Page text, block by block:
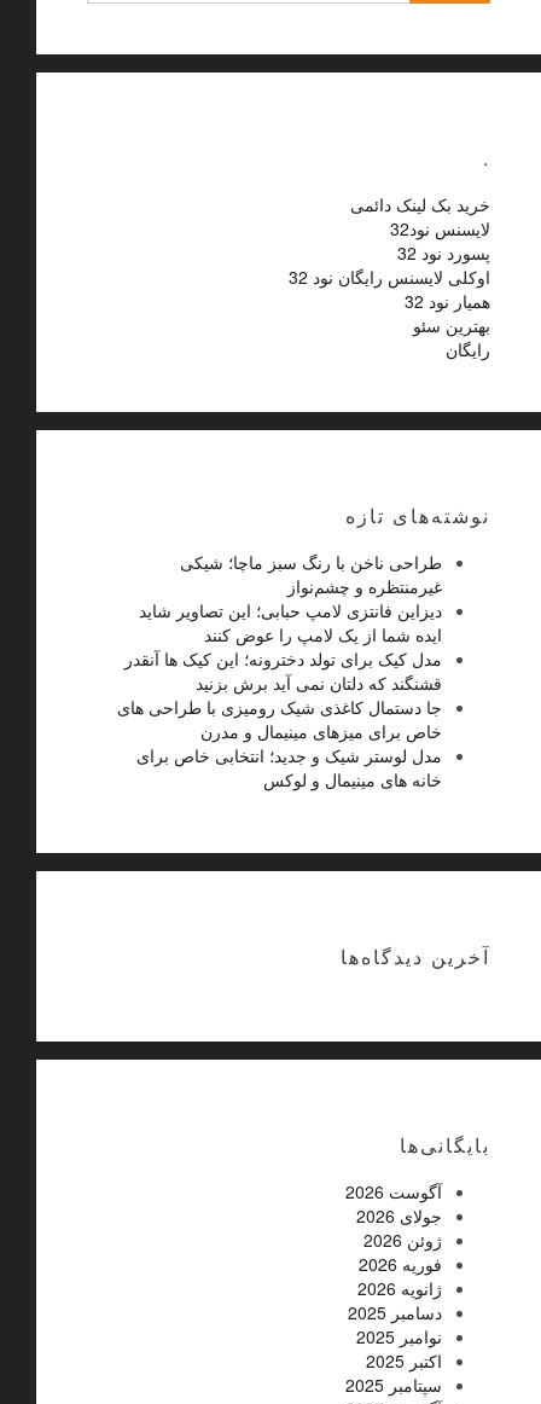
خرید بک لینک دائمی
لایسنس نود32
پسورد نود 32
اوکلی لایسنس رایگان نود 32
همیار نود 32
بهترین سئو
رایگان
نوشته‌های تازه
طراحی ناخن با رنگ سبز ماچا؛ شیکی
غیرمنتظره و چشم‌نواز
دیزاین فانتزی لامپ حبابی؛ این تصاویر شاید
ایده شما از یک لامپ را عوض کنند
مدل کیک برای تولد دخترونه؛ این کیک ها آنقدر
قشنگند که دلتان نمی آید برش بزنید
جا دستمال کاغذی شیک رومیزی با طراحی های
خاص برای میزهای مینیمال و مدرن
مدل لوستر شیک و جدید؛ انتخابی خاص برای
خانه های مینیمال و لوکس
آخرین دیدگاه‌ها
بایگانی‌ها
آگوست 2026
جولای 2026
ژوئن 2026
فوریه 2026
ژانویه 2026
دسامبر 2025
نوامبر 2025
اکتبر 2025
سپتامبر 2025